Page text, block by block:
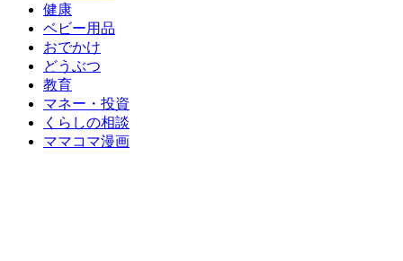
健康
ベビー用品
おでかけ
どうぶつ
教育
マネー・投資
くらしの相談
ママコマ漫画